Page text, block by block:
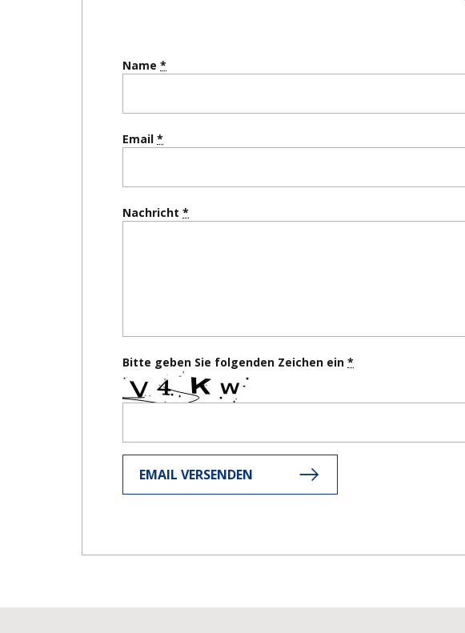
Name
Email
Nachricht
Bitte geben Sie folgenden Zeichen ein
EMAIL VERSENDEN